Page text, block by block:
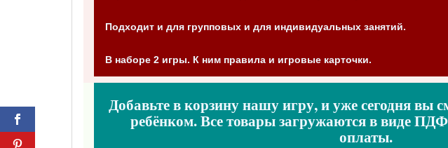
Подходит и для групповых и для индивидуальных занятий.
В наборе 2 игры. К ним правила и игровые карточки.
Добавьте в корзину нашу игру, и уже сегодня вы
ребёнком. Все товары загружаются в виде
оплаты.